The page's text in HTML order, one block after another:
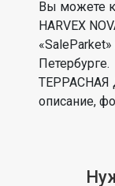
Вы можете
HARVEX
Петербурге.
ТЕРРАСНАЯ
описание,